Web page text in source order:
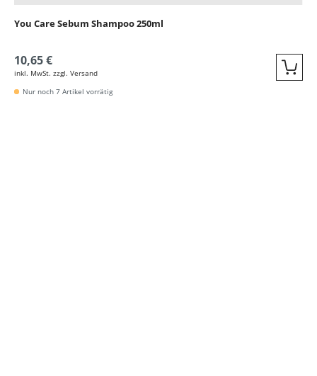
You Care Sebum Shampoo 250ml
10,65 €
inkl. MwSt. zzgl. Versand
Nur noch 7 Artikel vorrätig